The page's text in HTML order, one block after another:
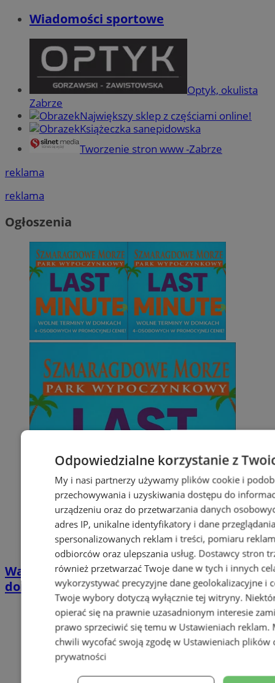
Wiadomości sportowe
Optyk, okulista
Zabrze
Największy sklep z częściami online!
Książeczka sanepidowska
Tworzenie stron www -Zabrze
reklama
reklama
Ogłoszenia
Wakacyjny wypoczynek nad Bałtykiem w
domkach Szmaragdowe Morze
Odpowiedzialne korzystanie z
My i nasi partnerzy używamy plików cookie i
przechowywania i uzyskiwania dostępu do
urządzeniu oraz do przetwarzania danych
adres IP, unikalne identyfikatory i dane
spersonalizowanych reklam i treści, pomiaru
odbiorców oraz ulepszania usług. Dostawcy stron
również przetwarzać Twoje dane w tych i innych
wykorzystywać precyzyjne dane geolokalizacyjne i
Twoje wybory dotyczą wyłącznie tej witryny.
opierać się na prawnie uzasadnionym interesie
prawo sprzeciwić się temu w Ustawieniach reklam.
chwili wycofać swoją zgodę w Ustawieniach plików
prywatności